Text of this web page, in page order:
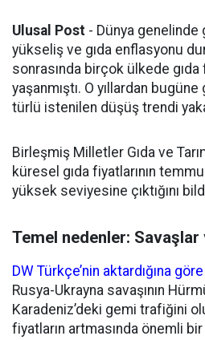
Ulusal Post - Dünya genelinde
yükseliş ve gıda enflasyonu
sonrasında birçok ülkede
yaşanmıştı. O yıllardan
türlü istenilen düşüş trendi
Birleşmiş Milletler Gıda ve
küresel gıda fiyatlarının
yüksek seviyesine çıktığını
Temel nedenler: Savaşlar
DW Türkçe’nin aktardığına göre
Rusya-Ukrayna savaşının
Karadeniz’deki gemi trafiğini
fiyatların artmasında önemli